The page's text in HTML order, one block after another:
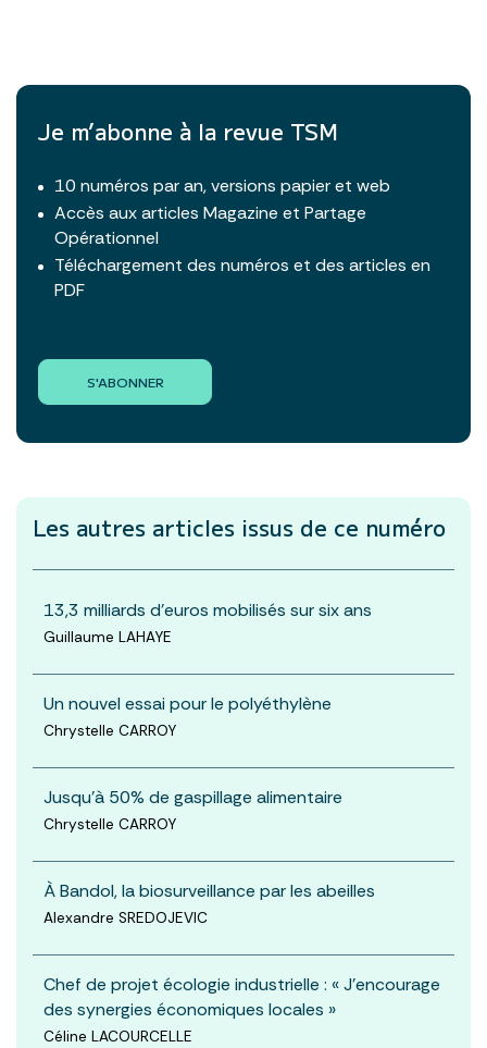
Je m’abonne à la revue TSM
10 numéros par an, versions papier et web
Accès aux articles Magazine et Partage
Opérationnel
Téléchargement des numéros et des articles en
PDF
S'ABONNER
Les autres articles issus de ce numéro
13,3 milliards d’euros mobilisés sur six ans
Guillaume LAHAYE
Un nouvel essai pour le polyéthylène
Chrystelle CARROY
Jusqu’à 50% de gaspillage alimentaire
Chrystelle CARROY
À Bandol, la biosurveillance par les abeilles
Alexandre SREDOJEVIC
Chef de projet écologie industrielle : « J’encourage
des synergies économiques locales »
Céline LACOURCELLE